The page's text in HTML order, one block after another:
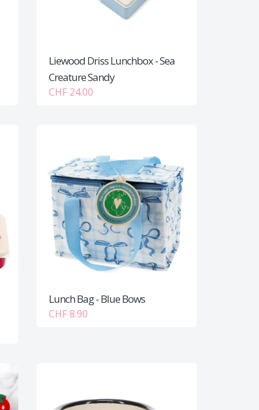
Liewood Driss Lunchbox - Sea
Creature Sandy
CHF 24.00
Lunch Bag - Blue Bows
CHF 8.90